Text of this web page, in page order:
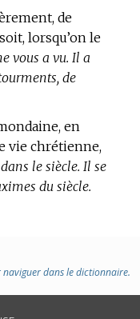
de
lorsqu’on le
vous a vu. Il a
de
en
vie chrétienne,
le siècle. Il se
du siècle.
dans le dictionnaire.